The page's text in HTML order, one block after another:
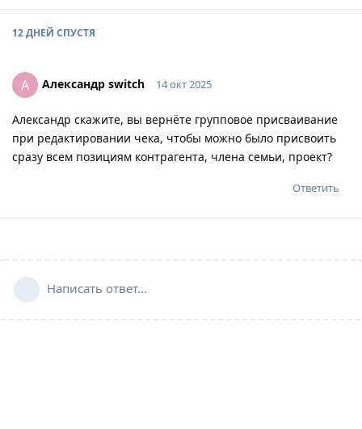
12 ДНЕЙ СПУСТЯ
А Александр switch 14 окт 2025
Александр скажите, вы вернёте групповое присваивание
при редактировании чека, чтобы можно было присвоить
сразу всем позициям контрагента, члена семьи, проект?
Ответить
Написать ответ...